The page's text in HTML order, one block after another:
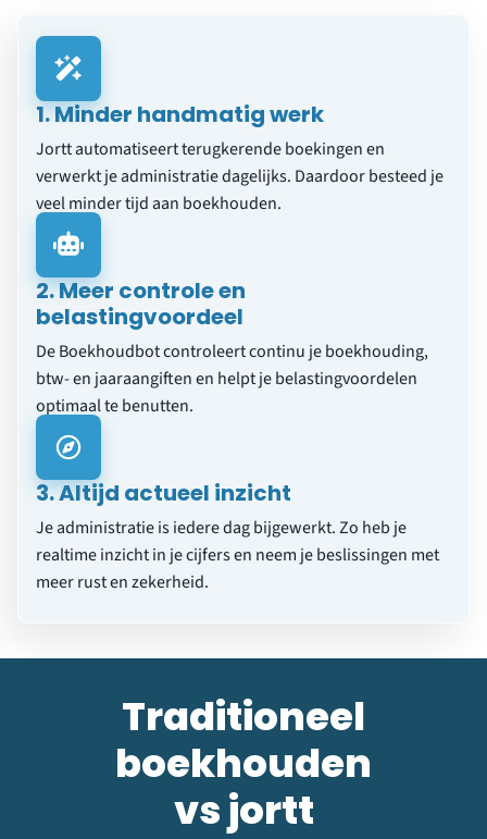
Traditioneel
boekhouden
vs jortt
1. Minder handmatig werk
Jortt automatiseert terugkerende boekingen en
verwerkt je administratie dagelijks. Daardoor besteed je
veel minder tijd aan boekhouden.
2. Meer controle en
belastingvoordeel
De Boekhoudbot controleert continu je boekhouding,
btw- en jaaraangiften en helpt je belastingvoordelen
optimaal te benutten.
3. Altijd actueel inzicht
Je administratie is iedere dag bijgewerkt. Zo heb je
realtime inzicht in je cijfers en neem je beslissingen met
meer rust en zekerheid.